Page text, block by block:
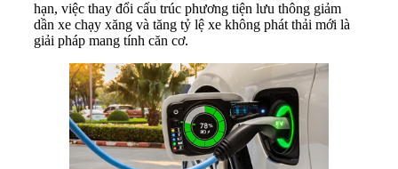
hạn, việc thay đổi cấu trúc phương tiện lưu thông giảm
dần xe chạy xăng và tăng tỷ lệ xe không phát thải mới là
giải pháp mang tính căn cơ.